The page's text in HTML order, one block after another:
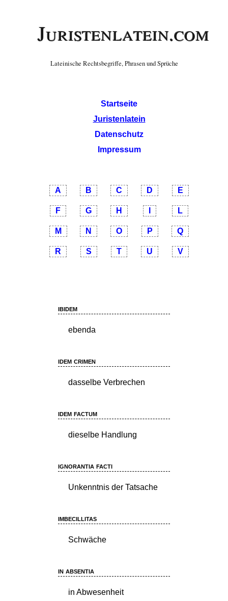
Juristenlatein.com
Lateinische Rechtsbegriffe, Phrasen und Sprüche
Startseite
Juristenlatein
Datenschutz
Impressum
A B C D E
F G H L
M N O P Q
R S T U V
ibidem
ebenda
idem crimen
dasselbe Verbrechen
idem factum
dieselbe Handlung
ignorantia facti
Unkenntnis der Tatsache
imbecillitas
Schwäche
in absentia
in Abwesenheit